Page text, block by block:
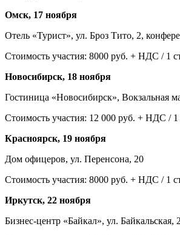
Омск, 17 ноября
Отель «Турист», ул. Броз Тито, 2,
Стоимость участия: 8000 руб. + НДС / 1
Новосибирск, 18 ноября
Гостиница «Новосибирск», Вокзальная
Стоимость участия: 12 000 руб. + НДС / 1
Красноярск, 19 ноября
Дом офицеров, ул. Перенсона, 20
Стоимость участия: 8000 руб. + НДС / 1
Иркутск, 22 ноября
Бизнес-центр «Байкал», ул. Байкальская,